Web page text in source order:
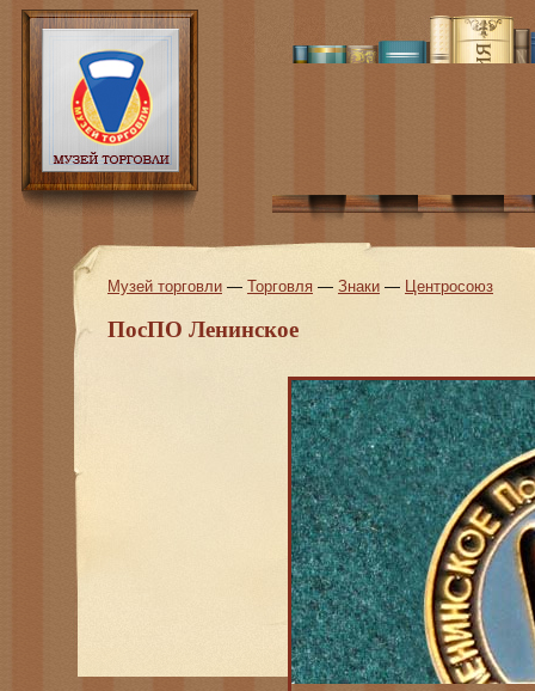
Музей торговли — Торговля — Знаки — Центросоюз
ПосПО Ленинское